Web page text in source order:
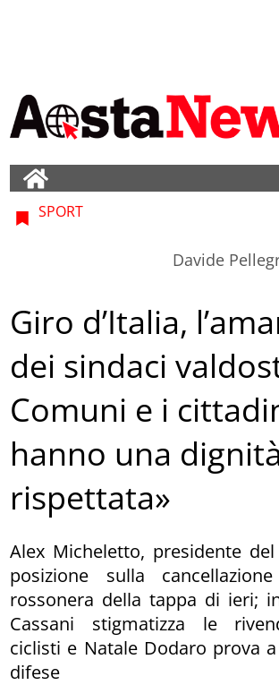
SPORT
Davide
Giro d’Italia,
dei sindaci
Comuni e i
hanno una
rispettata»
Alex Micheletto, presidente
posizione sulla
rossonera della tappa di ieri;
Cassani stigmatizza le
ciclisti e Natale Dodaro prova
difese